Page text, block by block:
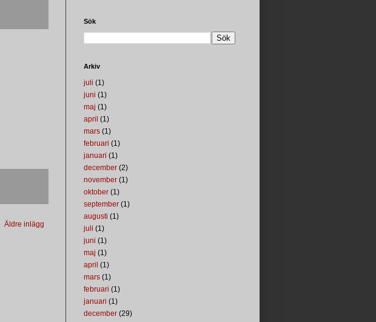
Äldre inlägg
Sök
Arkiv
juli (1)
juni (1)
maj (1)
april (1)
mars (1)
februari (1)
januari (1)
december (2)
november (1)
oktober (1)
september (1)
augusti (1)
juli (1)
juni (1)
maj (1)
april (1)
mars (1)
februari (1)
januari (1)
december (29)